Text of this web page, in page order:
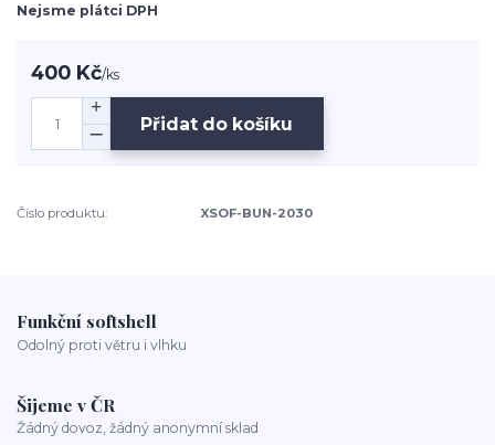
Nejsme plátci DPH
400 Kč/ks
Přidat do košíku
Číslo produktu: XSOF-BUN-2030
Funkční softshell
Odolný proti větru i vlhku
Šijeme v ČR
Žádný dovoz, žádný anonymní sklad